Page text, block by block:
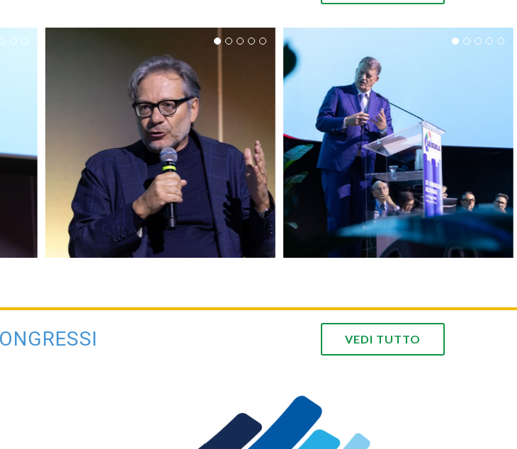
VEDI TUTTO